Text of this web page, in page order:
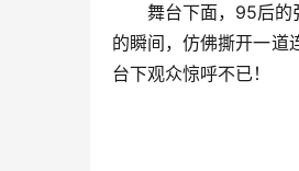
舞台下面，95后的
的瞬间，仿佛撕开一道
台下观众惊呼不已！